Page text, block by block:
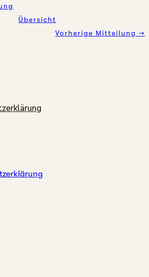
Übersicht
Vorherige Mitteilung →